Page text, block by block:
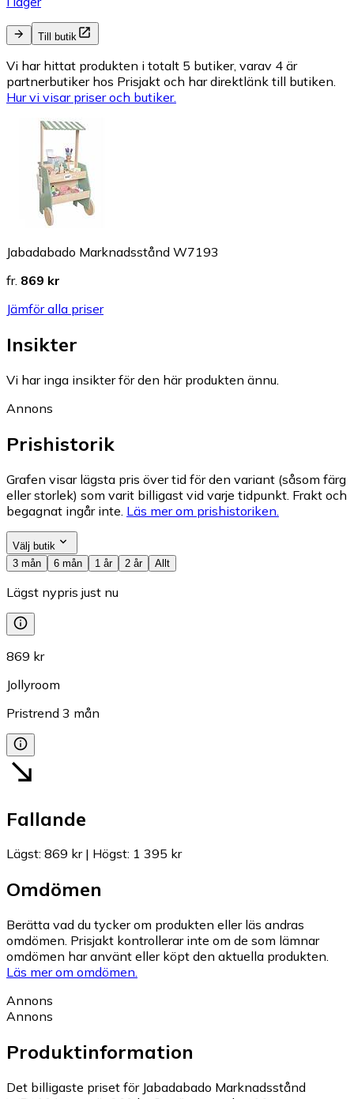
Till butik
Vi har hittat produkten i totalt 5 butiker, varav 4 är
partnerbutiker hos Prisjakt och har direktlänk till butiken.
Hur vi visar priser och butiker.
Jabadabado Marknadsstånd W7193
fr. 869 kr
Jämför alla priser
Insikter
Vi har inga insikter för den här produkten ännu.
Annons
Prishistorik
Grafen visar lägsta pris över tid för den variant (såsom färg
eller storlek) som varit billigast vid varje tidpunkt. Frakt och
begagnat ingår inte. Läs mer om prishistoriken.
Välj butik
3 mån
6 mån 1 år 2 år Allt
Lägst nypris just nu
869 kr
Jollyroom
Pristrend 3 mån
Fallande
Lägst: 869 kr| Högst: 1 395 kr
Omdömen
Berätta vad du tycker om produkten eller läs andras
omdömen. Prisjakt kontrollerar inte om de som lämnar
omdömen har använt eller köpt den aktuella produkten.
Läs mer om omdömen.
Annons
Annons
Produktinformation
Det billigaste priset för Jabadabado Marknadsstånd